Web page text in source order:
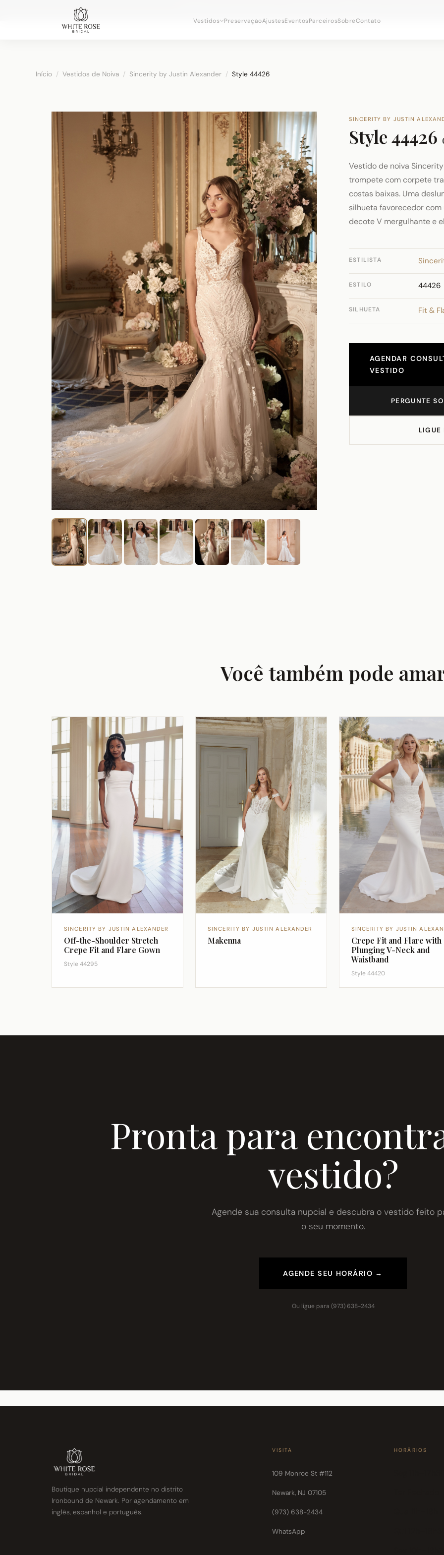
Vestidos PreservaçãoAjustesEventosParceirosSobreContato
Início / Vestidos de Noiva / Sincerity by Justin Alexander / Style 44426
SINCERITY BY JUSTIN
Style 44426
Vestido de noiva
trompete com corpete
costas baixas. Uma
silhueta favorecedor
decote V mergulhante e
ESTILISTA
ESTILO 44426
SILHUETA Fit &
AGENDAR
VESTIDO
PERGUNTE
LIGUE
Você também pode
SINCERITY BY JUSTIN ALEXANDER
Off-the-Shoulder Stretch
Crepe Fit and Flare Gown
Style 44295
SINCERITY BY JUSTIN ALEXANDER
Makenna
SINCERITY BY JUSTIN
Crepe Fit and Flare with
Plunging V-Neck and
Waistband
Style 44420
Pronta para
vestido?
Agende sua consulta nupcial e descubra o vestido feito
o seu momento.
AGENDE SEU HORÁRIO →
Ou ligue para (973) 638-2434
Boutique nupcial independente no distrito
Ironbound de Newark. Por agendamento em
inglês, espanhol e português.
VISITA
109 Monroe St #112
Newark, NJ 07105
(973) 638-2434
WhatsApp
HORÁRIOS